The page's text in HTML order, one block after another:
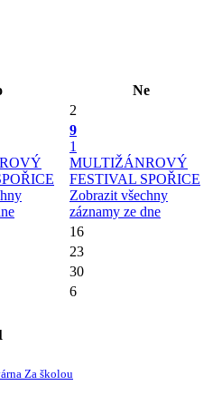
Ne
2
9
1
MULTIŽÁNROVÝ
FESTIVAL SPOŘICE
Zobrazit všechny
záznamy ze dne
16
23
30
6